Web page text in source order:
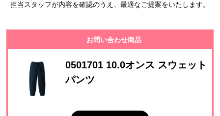
担当スタッフが内容を確認のうえ、最適なご提案をいたします。
お問い合わせ商品
0501701 10.0オンス スウェット
パンツ